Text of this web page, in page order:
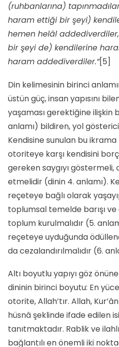
(ruhbanlarına)
haram ettiği bir şeyi)
hemen helâl addediverdiler,
bir şeyi de) kendilerine
haram addediverdiler.”[5]
Din kelimesinin birinci
üstün güç, insan yapısını
yaşaması gerektiğine ilişkin
anlamı) bildiren, yol
Kendisine sunulan bu ikrama
otoriteye karşı kendisini
gereken saygıyı
etmelidir (dinin 4. anlamı).
reçeteye bağlı olarak
toplumsal temelde barışı
toplum kurulmalıdır (5.
reçeteye uyduğunda
da cezalandırılmalıdır (6.
Altı boyutlu yapıyı göz
dininin birinci boyutu: En
otorite, Allah’tır. Allah,
hüsnâ şeklinde ifade edilen
tanıtmaktadır. Rablik ve
bağlantılı en önemli iki